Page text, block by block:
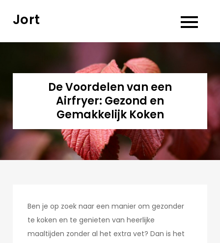
Jort
De Voordelen van een
Airfryer: Gezond en
Gemakkelijk Koken
Ben je op zoek naar een manier om gezonder
te koken en te genieten van heerlijke
maaltijden zonder al het extra vet? Dan is het